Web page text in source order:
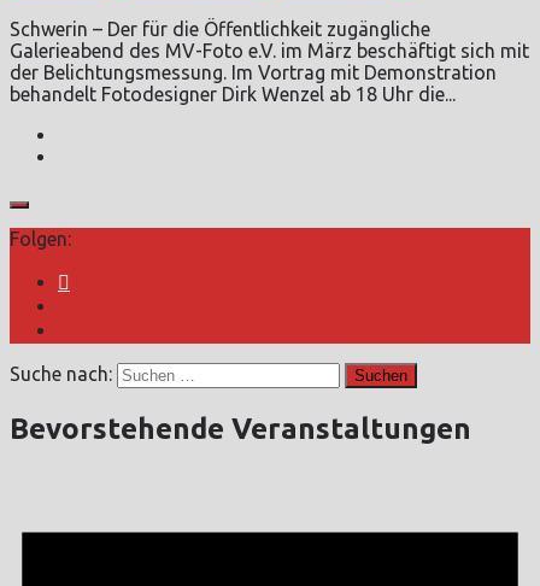
Schwerin – Der für die Öffentlichkeit zugängliche
Galerieabend des MV-Foto e.V. im März beschäftigt sich mit
der Belichtungsmessung. Im Vortrag mit Demonstration
behandelt Fotodesigner Dirk Wenzel ab 18 Uhr die...
Folgen:
Suche nach:
Bevorstehende Veranstaltungen